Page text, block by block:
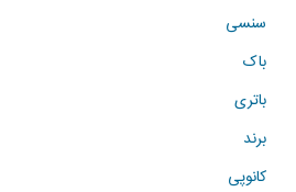
سنسی
باک
باتری
برند
کانوپی